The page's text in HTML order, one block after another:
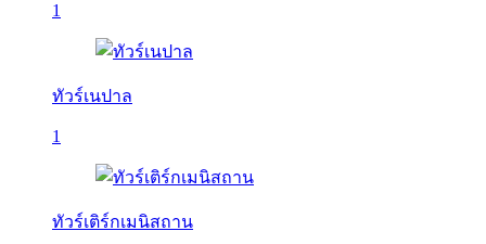
1
ทัวร์เนปาล
1
ทัวร์เติร์กเมนิสถาน